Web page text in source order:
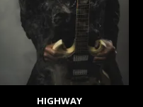
HIGHWAY